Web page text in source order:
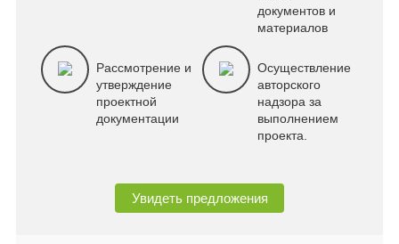
документов и
материалов
Рассмотрение и
утверждение
проектной
документации
Осуществление
авторского
надзора за
выполнением
проекта.
Увидеть предложения